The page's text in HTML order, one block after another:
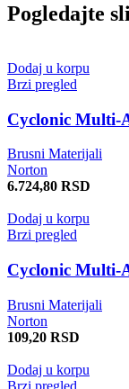
Pogledajte
Dodaj u korpu
Brzi pregled
Cyclonic Multi-
Brusni Materijali
Norton
6.724,80 RSD
Dodaj u korpu
Brzi pregled
Cyclonic Multi-
Brusni Materijali
Norton
109,20 RSD
Dodaj u korpu
Brzi pregled